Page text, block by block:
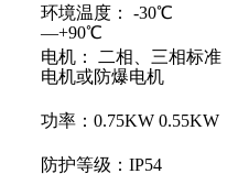
环境温度： -30℃
―+90℃
电机： 二相、三相标准
电机或防爆电机
功率：0.75KW 0.55KW
防护等级：IP54